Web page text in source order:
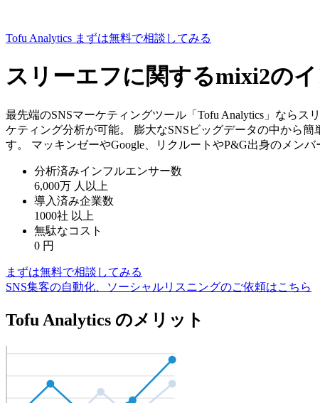
Tofu Analytics まずは無料で相談してみる
スリーエフに関するmixi2の
最先端のSNSマーケティングツール「Tofu Analytics」なら
ケティング分析が可能。 膨大なSNSビッグデータの中から
す。 マッキンゼーやGoogle、リクルートやP&G出身のメン
分析済みインフルエンサー数
6,000万 人以上
導入済み企業数
1000社 以上
無駄なコスト
0 円
まずは無料で相談してみる
SNS集客の自動化、ソーシャルリスニングのご依頼はこちら
Tofu Analytics のメリット